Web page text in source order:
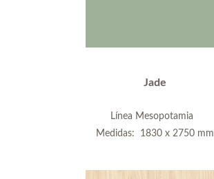
Jade
Línea Mesopotamia
Medidas: 1830 x 2750 mm